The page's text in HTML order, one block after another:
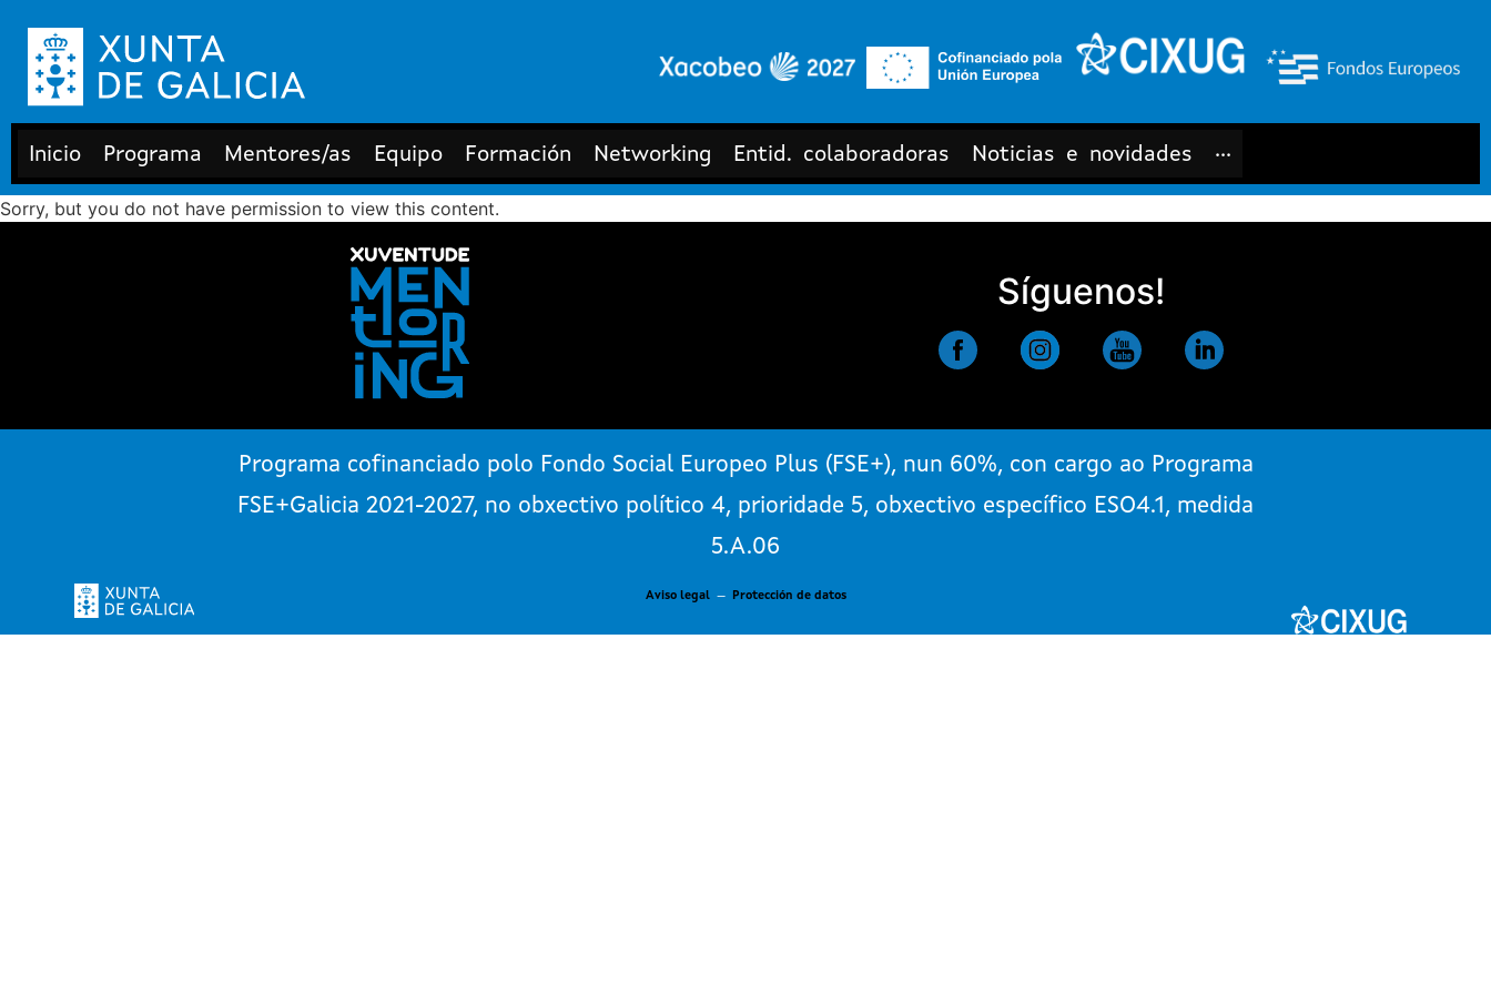
Inicio Programa Mentores/as Equipo Formación Networking Entid. colaboradoras Noticias e novidades ···
Sorry, but you do not have permission to view this content.
Síguenos!
Programa cofinanciado polo Fondo Social Europeo Plus (FSE+), nun 60%, con cargo ao Programa
FSE+Galicia 2021-2027, no obxectivo político 4, prioridade 5, obxectivo específico ESO4.1, medida
5.A.06
Aviso legal— Protección de datos